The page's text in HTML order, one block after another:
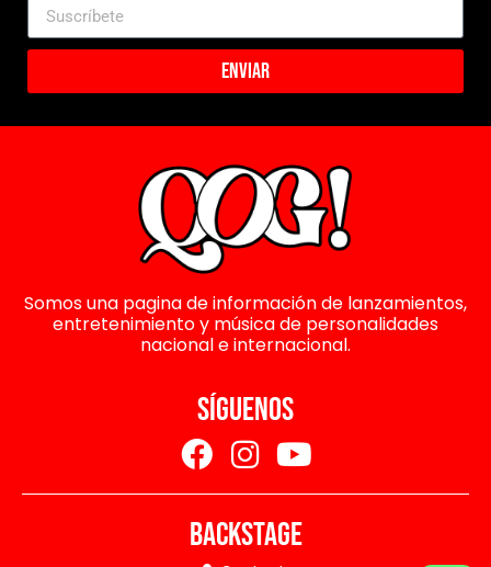
Enviar
Somos una pagina de información de lanzamientos,
entretenimiento y música de personalidades
nacional e internacional.
SÍGUENOS
BACKSTAGE